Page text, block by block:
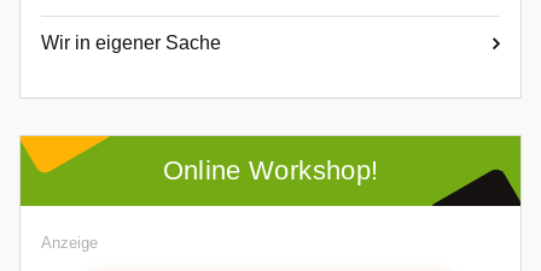
Wir in eigener Sache
Online Workshop!
Anzeige